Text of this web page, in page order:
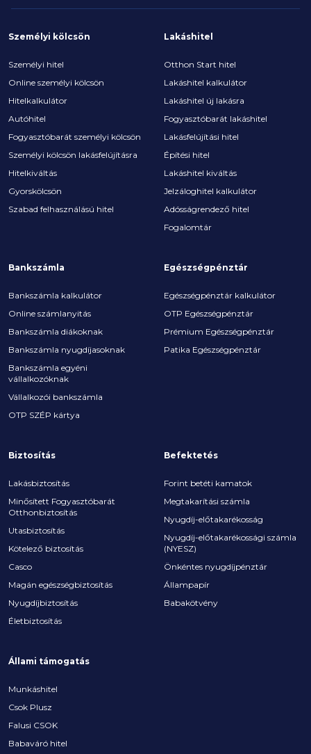
Személyi kölcsön
Személyi hitel
Online személyi kölcsön
Hitelkalkulátor
Autóhitel
Fogyasztóbarát személyi kölcsön
Személyi kölcsön lakásfelújításra
Hitelkiváltás
Gyorskölcsön
Szabad felhasználású hitel
Lakáshitel
Otthon Start hitel
Lakáshitel kalkulátor
Lakáshitel új lakásra
Fogyasztóbarát lakáshitel
Lakásfelújítási hitel
Építési hitel
Lakáshitel kiváltás
Jelzáloghitel kalkulátor
Adósságrendező hitel
Fogalomtár
Bankszámla
Bankszámla kalkulátor
Online számlanyitás
Bankszámla diákoknak
Bankszámla nyugdíjasoknak
Bankszámla egyéni
vállalkozóknak
Vállalkozói bankszámla
OTP SZÉP kártya
Egészségpénztár
Egészségpénztár kalkulátor
OTP Egészségpénztár
Prémium Egészségpénztár
Patika Egészségpénztár
Biztosítás
Lakásbiztosítás
Minősített Fogyasztóbarát
Otthonbiztosítás
Utasbiztosítás
Kötelező biztosítás
Casco
Magán egészségbiztosítás
Nyugdíjbiztosítás
Életbiztosítás
Befektetés
Forint betéti kamatok
Megtakarítási számla
Nyugdíj-előtakarékosság
Nyugdíj-előtakarékossági számla
(NYESZ)
Önkéntes nyugdíjpénztár
Állampapír
Babakötvény
Állami támogatás
Munkáshitel
Csok Plusz
Falusi CSOK
Babaváró hitel